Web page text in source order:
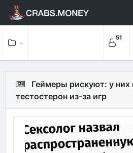
51
Геймеры рискуют: у них
тестостерон из-за игр